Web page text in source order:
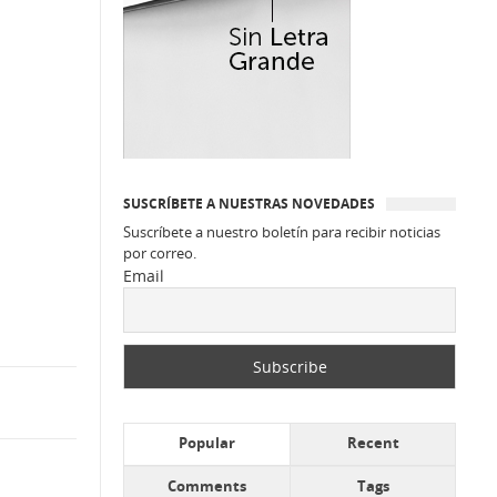
SUSCRÍBETE A NUESTRAS NOVEDADES
Suscríbete a nuestro boletín para recibir noticias
por correo.
Email
Popular Recent
Comments Tags